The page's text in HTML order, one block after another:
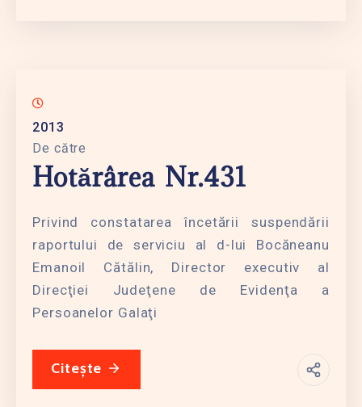
2013
De către
Hotărârea Nr.431
Privind constatarea încetării suspendării
raportului de serviciu al d-lui Bocăneanu
Emanoil Cătălin, Director executiv al
Direcţiei Judeţene de Evidenţa a
Persoanelor Galaţi
Citește